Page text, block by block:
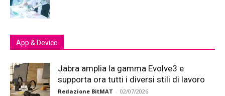
App & Device
Jabra amplia la gamma Evolve3 e
supporta ora tutti i diversi stili di lavoro
Redazione BitMAT - 02/07/2026